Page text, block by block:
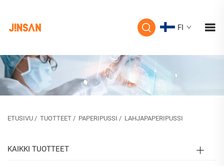
FI
ETUSIVU / TUOTTEET / PAPERIPUSSI / LAHJAPAPERIPUSSI
KAIKKI TUOTTEET